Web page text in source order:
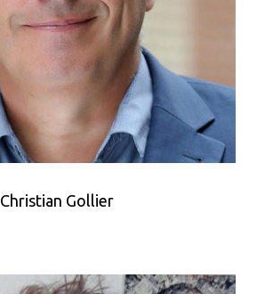
Christian Gollier